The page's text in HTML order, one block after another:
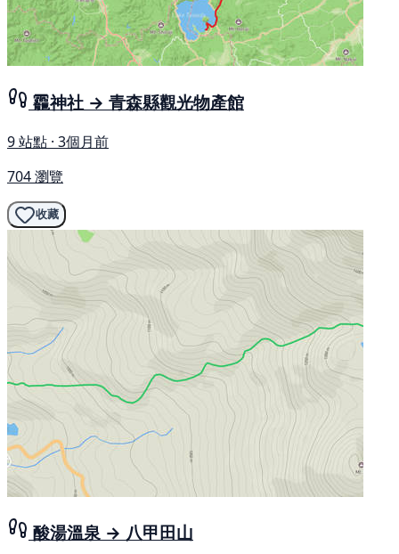
龗神社 → 青森縣觀光物產館
9 站點 · 3個月前
704 瀏覽
收藏
酸湯溫泉 → 八甲田山